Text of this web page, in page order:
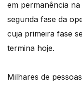
em permanência
segunda fase da
cuja primeira fase
termina hoje.
Milhares de